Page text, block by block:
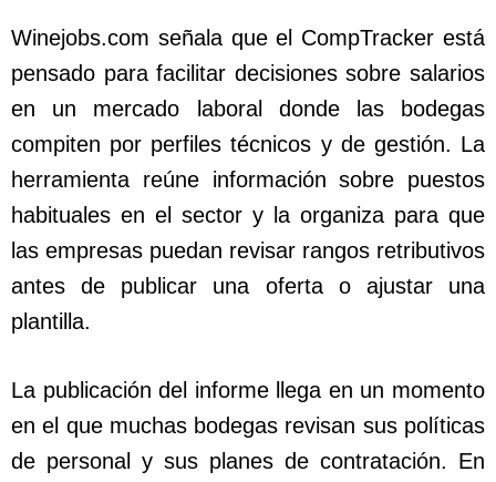
Winejobs.com señala que el CompTracker está
pensado para facilitar decisiones sobre salarios
en un mercado laboral donde las bodegas
compiten por perfiles técnicos y de gestión. La
herramienta reúne información sobre puestos
habituales en el sector y la organiza para que
las empresas puedan revisar rangos retributivos
antes de publicar una oferta o ajustar una
plantilla.
La publicación del informe llega en un momento
en el que muchas bodegas revisan sus políticas
de personal y sus planes de contratación. En